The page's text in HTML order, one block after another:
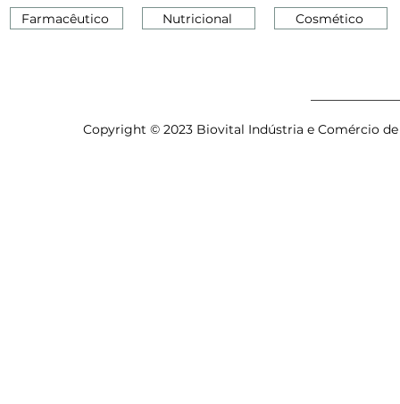
Farmacêutico Nutricional Cosmético
Copyright © 2023 Biovital Indústria e Comércio de